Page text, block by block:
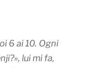
6 ai 10. Ogni
lui mi fa,